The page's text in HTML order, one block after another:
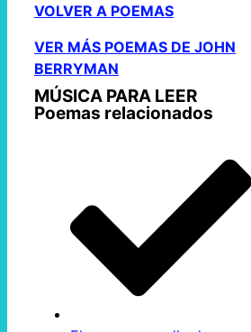
VOLVER A POEMAS
VER MÁS POEMAS DE JOHN
BERRYMAN
MÚSICA PARA LEER
Poemas relacionados